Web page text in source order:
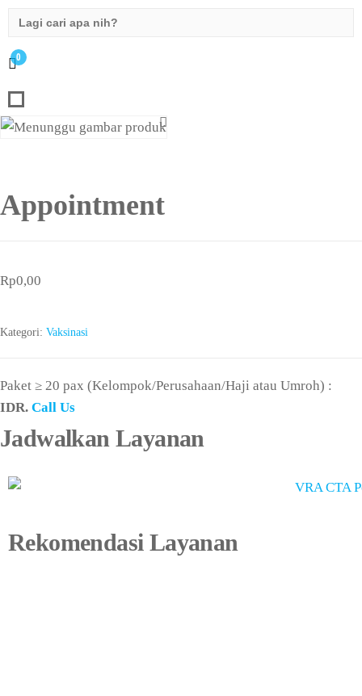
for:
0
Appointment
Rp0,00
Kategori: Vaksinasi
Paket ≥ 20 pax (Kelompok/Perusahaan/Haji atau Umroh) :
IDR. Call Us
Jadwalkan Layanan
Rekomendasi Layanan